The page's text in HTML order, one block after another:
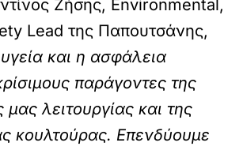
Ζήσης, Environmental,
Lead της Παπουτσάνης,
και η ασφάλεια
παράγοντες της
μας λειτουργίας και της
κουλτούρας. Επενδύουμε